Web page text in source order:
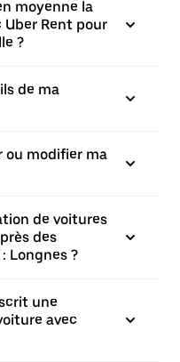
moyenne la
Rent pour
?
de ma
ou modifier ma
de voitures
des
Longnes ?
une
avec